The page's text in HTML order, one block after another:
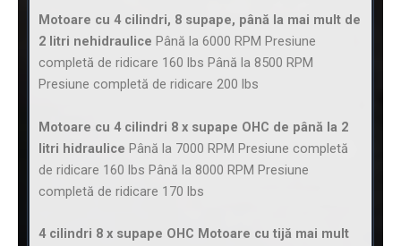
Motoare cu 4 cilindri, 8 supape, până la mai mult de
2 litri nehidraulice Până la 6000 RPM Presiune
completă de ridicare 160 lbs Până la 8500 RPM
Presiune completă de ridicare 200 lbs
Motoare cu 4 cilindri 8 x supape OHC de până la 2
litri hidraulice Până la 7000 RPM Presiune completă
de ridicare 160 lbs Până la 8000 RPM Presiune
completă de ridicare 170 lbs
4 cilindri 8 x supape OHC Motoare cu tijă mai mult